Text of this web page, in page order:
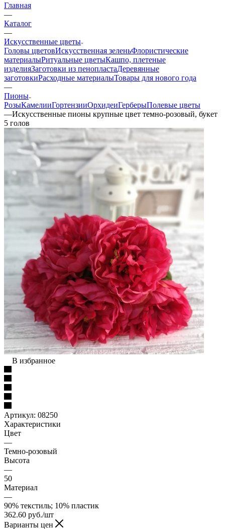
Главная
—
Каталог
—
Искусственные цветы
Головы цветовИскусственная зеленьФлористические
материалыРитуальные цветыКашпо, плетеные
изделияЗаготовки из пенопластаДеревянные
заготовкиРасходные материалыТовары для нового года
—
Пионы
РозыКамелииГортензииОрхидеиГерберыПолевые цветы
—Искусственные пионы крупные цвет темно-розовый, букет
5 голов
В избранное
Артикул: 08250
Характеристики
Цвет
—
Темно-розовый
Высота
—
50
Материал
—
90% текстиль; 10% пластик
362.60 руб./шт
Варианты цен